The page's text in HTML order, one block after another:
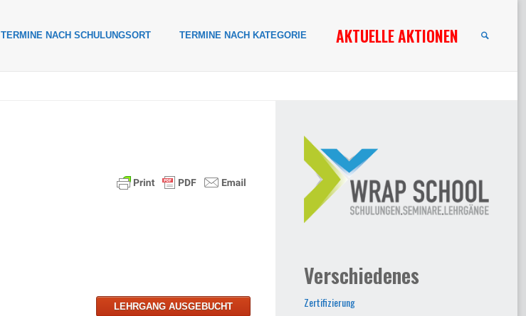
TERMINE NACH SCHULUNGSORT TERMINE NACH KATEGORIE AKTUELLE AKTIONEN
LEHRGANG AUSGEBUCHT
Verschiedenes
Zertifizierung